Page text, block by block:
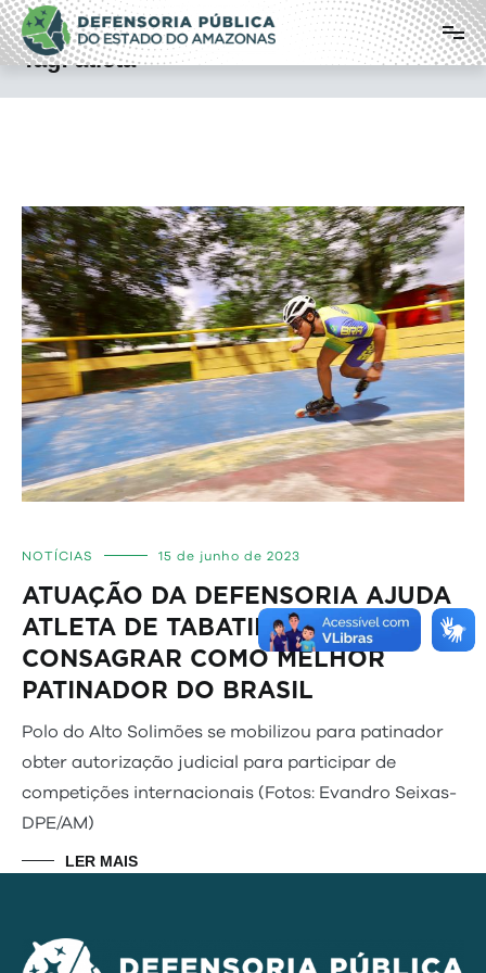
Pular
para
o
conteúdo
Defensoria Pública do Estado do
Amazonas
Tag:atleta
NOTÍCIAS 15 de junho de 2023
ATUAÇÃO DA DEFENSORIA AJUDA
ATLETA DE TABATINGA A SE
CONSAGRAR COMO MELHOR
PATINADOR DO BRASIL
Polo do Alto Solimões se mobilizou para patinador
obter autorização judicial para participar de
competições internacionais (Fotos: Evandro Seixas-
DPE/AM)
LER MAIS